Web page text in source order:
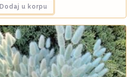
Dodaj u korpu